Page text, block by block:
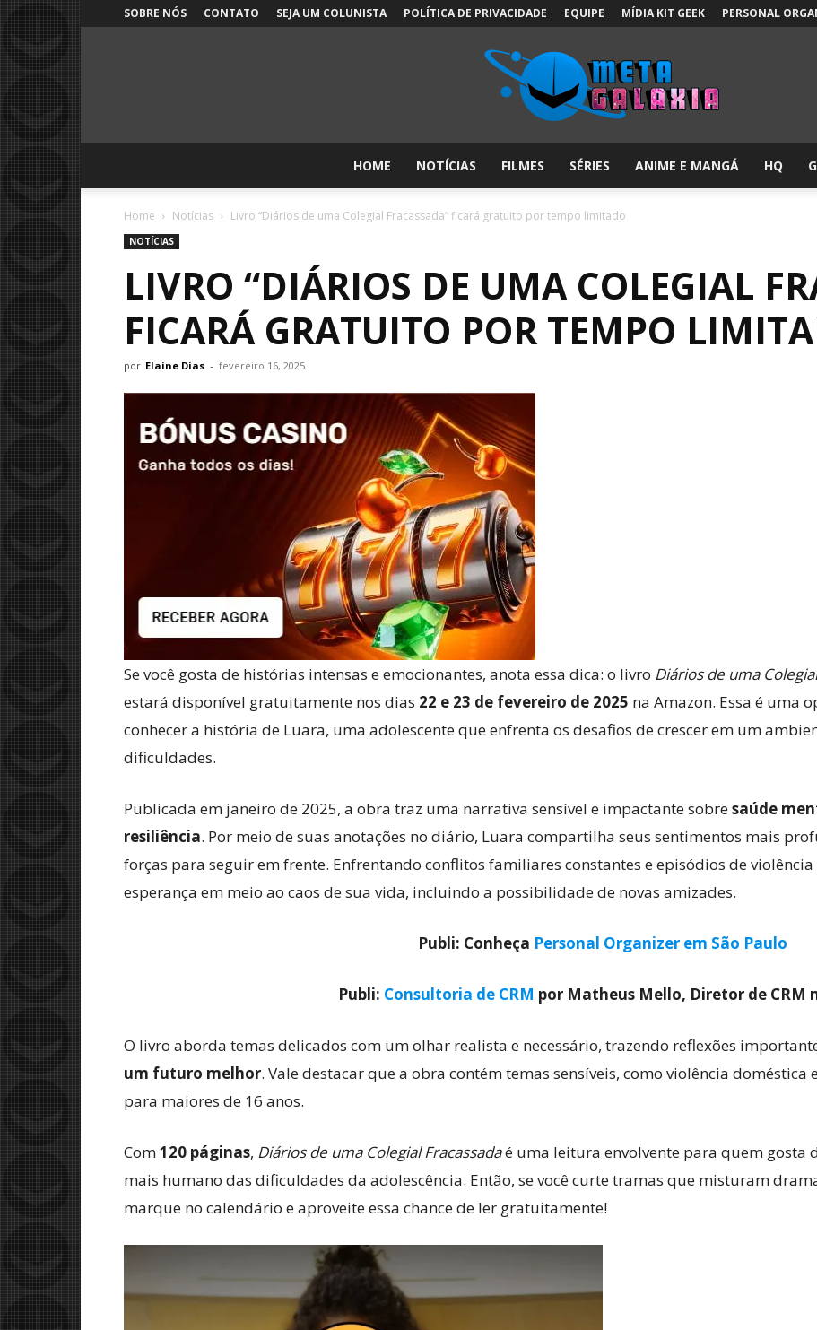
SOBRE NÓS CONTATO SEJA UM COLUNISTA POLÍTICA DE PRIVACIDADE EQUIPE MÍDIA KIT GEEK PERSONAL
Galáxia:
Pop!
HOME NOTÍCIAS FILMES SÉRIES ANIME E MANGÁ HQ
Home Notícias Livro “Diários de uma Colegial Fracassada” ficará gratuito por tempo limitado
NOTÍCIAS
LIVRO “DIÁRIOS DE UMA COLEGIAL
FICARÁ GRATUITO POR TEMPO
por Elaine Dias - fevereiro 16, 2025
Se você gosta de histórias intensas e emocionantes, anota essa dica: o livro Diários de uma
estará disponível gratuitamente nos dias 22 e 23 de fevereiro de 2025 na Amazon. Essa é uma
conhecer a história de Luara, uma adolescente que enfrenta os desafios de crescer em um
dificuldades.
Publicada em janeiro de 2025, a obra traz uma narrativa sensível e impactante sobresaúde
resiliência. Por meio de suas anotações no diário, Luara compartilha seus sentimentos mais
forças para seguir em frente. Enfrentando conflitos familiares constantes e episódios de
esperança em meio ao caos de sua vida, incluindo a possibilidade de novas amizades.
Publi: Conheça Personal Organizer em São Paulo
Publi: Consultoria de CRM por Matheus Mello, Diretor de CRM
O livro aborda temas delicados com um olhar realista e necessário, trazendo reflexões
um futuro melhor. Vale destacar que a obra contém temas sensíveis, como violência
para maiores de 16 anos.
Com120 páginas, Diários de uma Colegial Fracassadaé uma leitura envolvente para quem gosta
mais humano das dificuldades da adolescência. Então, se você curte tramas que misturam
marque no calendário e aproveite essa chance de ler gratuitamente!